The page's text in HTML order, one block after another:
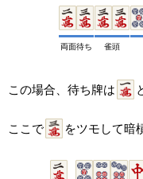
両面待ち 雀頭
この場合、待ち牌は
ここで をツモして暗